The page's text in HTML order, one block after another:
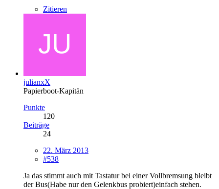
Zitieren
julianxX
Papierboot-Kapitän
Punkte
120
Beiträge
24
22. März 2013
#538
Ja das stimmt auch mit Tastatur bei einer Vollbremsung bleibt
der Bus(Habe nur den Gelenkbus probiert)einfach stehen.